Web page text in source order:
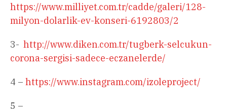
https://www.milliyet.com.tr/cadde/galeri/128-
milyon-dolarlik-ev-konseri-6192803/2
3- http://www.diken.com.tr/tugberk-selcukun-
corona-sergisi-sadece-eczanelerde/
4 – https://www.instagram.com/izoleproject/
5 –